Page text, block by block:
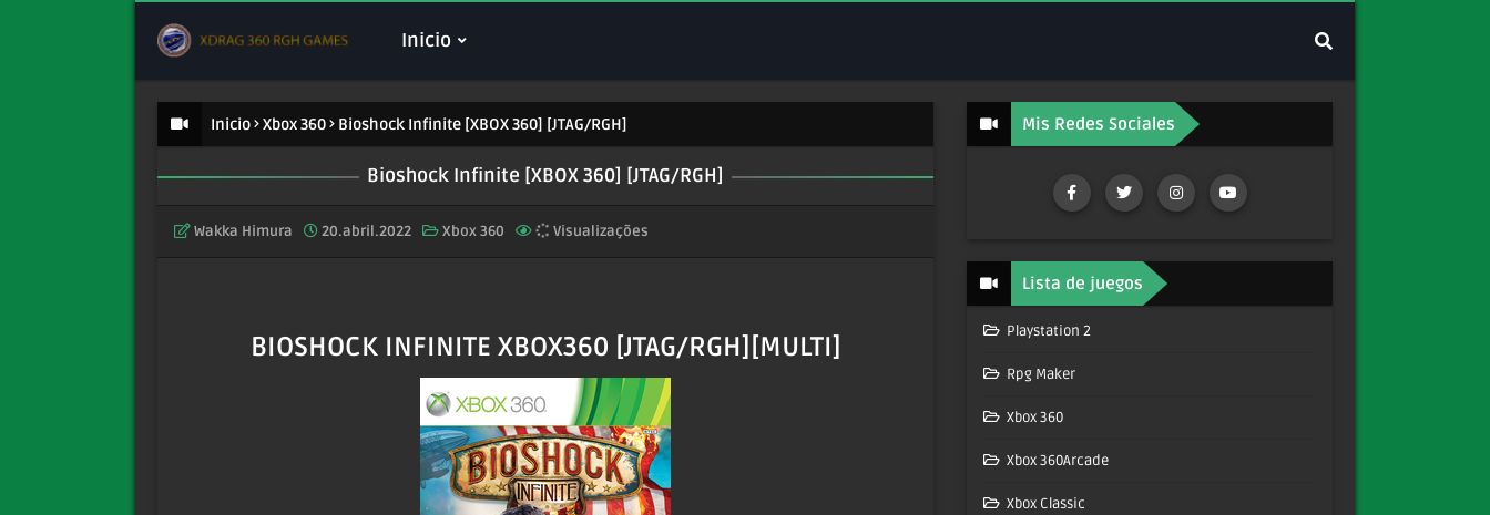
Inicio
Inicio Xbox 360 Bioshock Infinite [XBOX 360] [JTAG/RGH]
Bioshock Infinite [XBOX 360] [JTAG/RGH]
Wakka Himura 20.abril.2022 Xbox 360 Visualizações
BIOSHOCK INFINITE XBOX360 [JTAG/RGH][MULTI]
Mis Redes Sociales
Lista de juegos
Playstation 2
Rpg Maker
Xbox 360
Xbox 360Arcade
Xbox Classic